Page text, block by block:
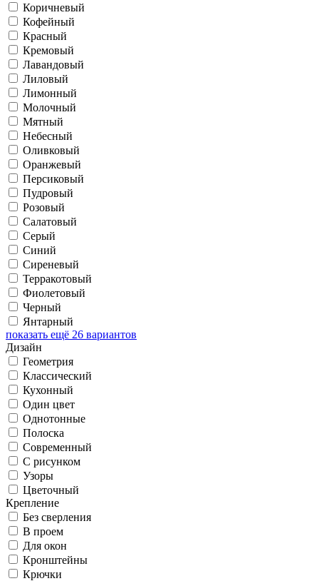
Коричневый
Кофейный
Красный
Кремовый
Лавандовый
Лиловый
Лимонный
Молочный
Мятный
Небесный
Оливковый
Оранжевый
Персиковый
Пудровый
Розовый
Салатовый
Серый
Синий
Сиреневый
Терракотовый
Фиолетовый
Черный
Янтарный
показать ещё 26 вариантов
Дизайн
Геометрия
Классический
Кухонный
Один цвет
Однотонные
Полоска
Современный
С рисунком
Узоры
Цветочный
Крепление
Без сверления
В проем
Для окон
Кронштейны
Крючки